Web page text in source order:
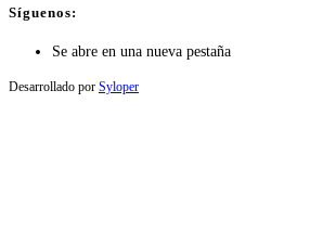
Síguenos:
Se abre en una nueva pestaña
Desarrollado por Syloper